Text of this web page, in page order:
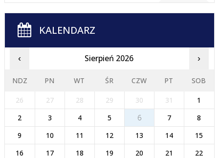
KALENDARZ
‹ Sierpień 2026 ›
NDZ PN WT ŚR CZW PT SOB
26 27 28 29 30 31
1
2
3 4 5 6 7
8
9
10 11 12 13 14
15
16
17 18 19 20 21
22